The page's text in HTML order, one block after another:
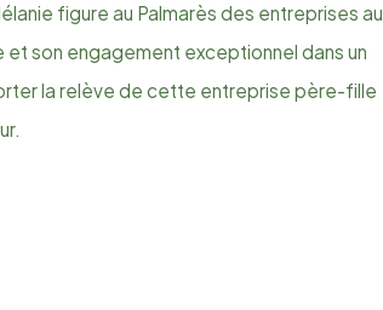
figure au Palmarès des entreprises au
et son engagement exceptionnel dans un
la relève de cette entreprise père-fille